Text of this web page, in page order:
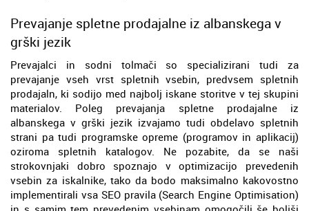
Prevajanje spletne prodajalne iz albanskega v
grški jezik
Prevajalci in sodni tolmači so specializirani tudi za
prevajanje vseh vrst spletnih vsebin, predvsem spletnih
prodajaln, ki sodijo med najbolj iskane storitve v tej skupini
materialov. Poleg prevajanja spletne prodajalne iz
albanskega v grški jezik izvajamo tudi obdelavo spletnih
strani pa tudi programske opreme (programov in aplikacij)
oziroma spletnih katalogov. Ne pozabite, da se naši
strokovnjaki dobro spoznajo v optimizacijo prevedenih
vsebin za iskalnike, tako da bodo maksimalno kakovostno
implementirali vsa SEO pravila (Search Engine Optimisation)